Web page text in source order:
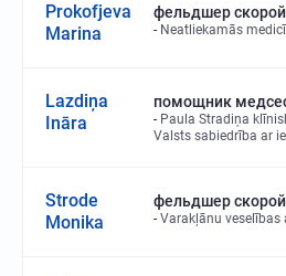
Prokofjeva
Marina
фельдшер
Neatliekamās
Lazdiņa
Ināra
помощник
Paula Stradiņa
Valsts sabiedrība ar
Strode
Monika
фельдшер
Varakļānu veselības